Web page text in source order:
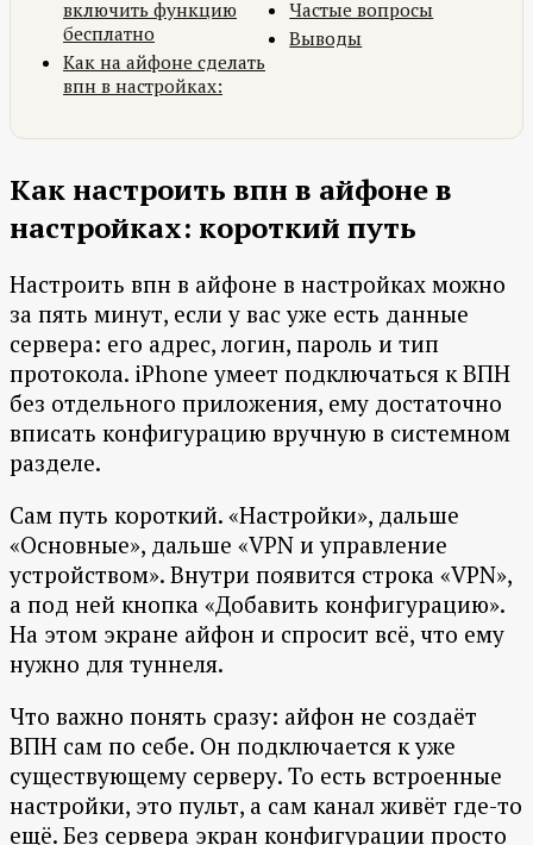
включить функцию
бесплатно
Как на айфоне сделать
впн в настройках:
Частые вопросы
Выводы
Как настроить впн в айфоне в
настройках: короткий путь
Настроить впн в айфоне в настройках можно
за пять минут, если у вас уже есть данные
сервера: его адрес, логин, пароль и тип
протокола. iPhone умеет подключаться к ВПН
без отдельного приложения, ему достаточно
вписать конфигурацию вручную в системном
разделе.
Сам путь короткий. «Настройки», дальше
«Основные», дальше «VPN и управление
устройством». Внутри появится строка «VPN»,
а под ней кнопка «Добавить конфигурацию».
На этом экране айфон и спросит всё, что ему
нужно для туннеля.
Что важно понять сразу: айфон не создаёт
ВПН сам по себе. Он подключается к уже
существующему серверу. То есть встроенные
настройки, это пульт, а сам канал живёт где-то
ещё. Без сервера экран конфигурации просто